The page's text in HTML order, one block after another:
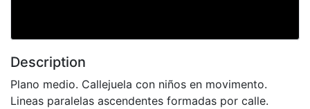
Description
Plano medio. Callejuela con niños en movimento.
Lineas paralelas ascendentes formadas por calle.